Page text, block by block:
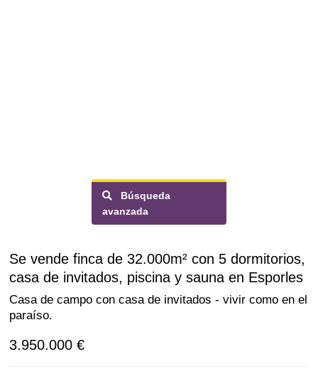
Búsqueda
avanzada
Se vende finca de 32.000m² con 5 dormitorios,
casa de invitados, piscina y sauna en Esporles
Casa de campo con casa de invitados - vivir como en el
paraíso.
3.950.000 €